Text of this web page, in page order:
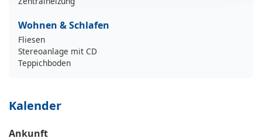
Wohnen & Schlafen
Fliesen
Stereoanlage mit CD
Teppichboden
Kalender
Ankunft